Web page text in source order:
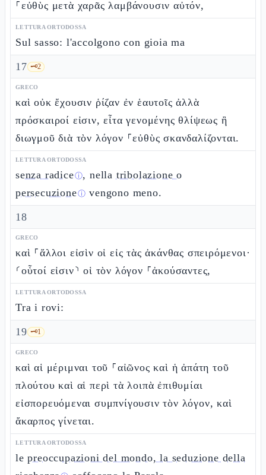
⸀εὐθὺς μετὰ χαρᾶς λαμβάνουσιν αὐτόν,
LETTURA ORTODOSSA
Sul sasso: l'accolgono con gioia ma
17 🗝️2
GRECO
καὶ οὐκ ἔχουσιν ῥίζαν ἐν ἑαυτοῖς ἀλλὰ
πρόσκαιροί εἰσιν, εἶτα γενομένης θλίψεως ἢ
διωγμοῦ διὰ τὸν λόγον ⸀εὐθὺς σκανδαλίζονται.
LETTURA ORTODOSSA
senza radiceⓘ, nella tribolazione o
persecuzioneⓘ vengono meno.
18
GRECO
καὶ ⸀ἄλλοι εἰσὶν οἱ εἰς τὰς ἀκάνθας σπειρόμενοι·
⸂οὗτοί εἰσιν⸃ οἱ τὸν λόγον ⸀ἀκούσαντες,
LETTURA ORTODOSSA
Tra i rovi:
19 🗝️1
GRECO
καὶ αἱ μέριμναι τοῦ ⸀αἰῶνος καὶ ἡ ἀπάτη τοῦ
πλούτου καὶ αἱ περὶ τὰ λοιπὰ ἐπιθυμίαι
εἰσπορευόμεναι συμπνίγουσιν τὸν λόγον, καὶ
ἄκαρπος γίνεται.
LETTURA ORTODOSSA
lepreoccupazioni del mondo, la seduzione della